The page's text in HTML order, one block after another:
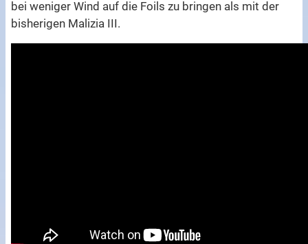
bei weniger Wind auf die Foils zu bringen als mit der
bisherigen Malizia III.